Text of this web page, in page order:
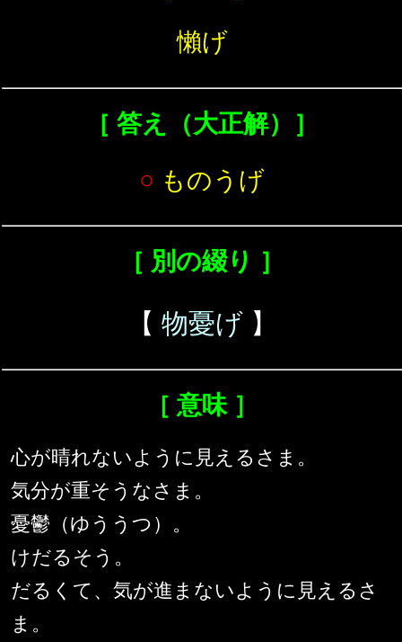
懶げ
［ 答え（大正解）］
○ ものうげ
［ 別の綴り ］
【 物憂げ】
［ 意味 ］
心が晴れないように見えるさま。
気分が重そうなさま。
憂鬱（ゆううつ）。
けだるそう。
だるくて、気が進まないように見えるさ
ま。